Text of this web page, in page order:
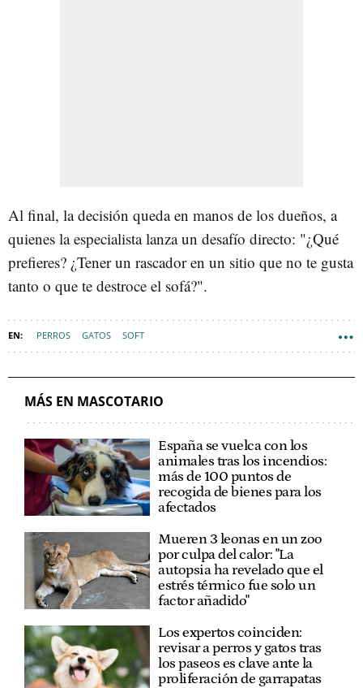
Al final, la decisión queda en manos de los dueños, a
quienes la especialista lanza un desafío directo: "¿Qué
prefieres? ¿Tener un rascador en un sitio que no te gusta
tanto o que te destroce el sofá?".
PERROS GATOS SOFT
MÁS EN MASCOTARIO
España se vuelca con los
animales tras los incendios:
más de 100 puntos de
recogida de bienes para los
afectados
Mueren 3 leonas en un zoo
por culpa del calor: "La
autopsia ha revelado que el
estrés térmico fue solo un
factor añadido"
Los expertos coinciden:
revisar a perros y gatos tras
los paseos es clave ante la
proliferación de garrapatas